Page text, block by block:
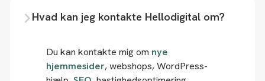
Hvad kan jeg kontakte Hellodigital om?
Du kan kontakte mig om nye
hjemmesider, webshops, WordPress-